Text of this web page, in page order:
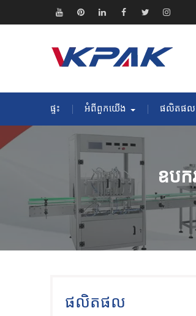
ទៅ
យូធូបPinterest
តំណ ហ្វេសប៊ុកTwitter
ផ្ទះ អំពីពួកយើង ផលិតផល
ឧបក
ផលិតផល